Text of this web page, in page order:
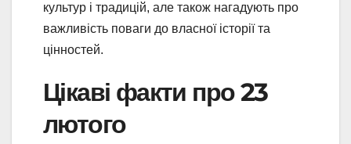
культур і традицій, але також нагадують про
важливість поваги до власної історії та
цінностей.
Цікаві факти про 23
лютого